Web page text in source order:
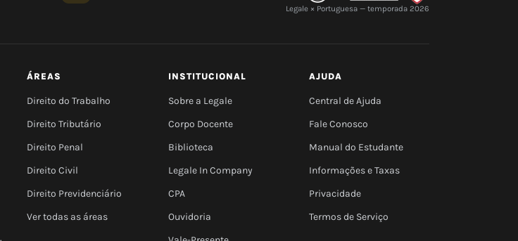
Legale × Portuguesa — temporada 2026
ÁREAS
Direito do Trabalho
Direito Tributário
Direito Penal
Direito Civil
Direito Previdenciário
Ver todas as áreas
INSTITUCIONAL
Sobre a Legale
Corpo Docente
Biblioteca
Legale In Company
CPA
Ouvidoria
AJUDA
Central de Ajuda
Fale Conosco
Manual do Estudante
Informações e Taxas
Privacidade
Termos de Serviço